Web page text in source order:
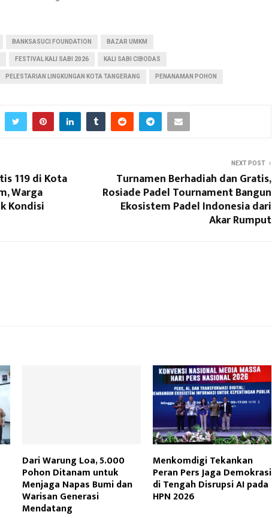
BANKSASUCI FOUNDATION BAZAR UMKM
FESTIVAL KALI SABI 2026 KALI SABI CIBODAS
PELESTARIAN LINGKUNGAN KOTA TANGERANG PENANAMAN POHON
119 di Kota
Warga
Kondisi
NEXT POST
Turnamen Berhadiah dan Gratis,
Rosiade Padel Tournament Bangun
Ekosistem Padel Indonesia dari
Akar Rumput
Dari Warung Loa, 5.000
Pohon Ditanam untuk
Menjaga Napas Bumi dan
Warisan Generasi
Mendatang
Menkomdigi Tekankan
Peran Pers Jaga Demokrasi
di Tengah Disrupsi AI pada
HPN 2026